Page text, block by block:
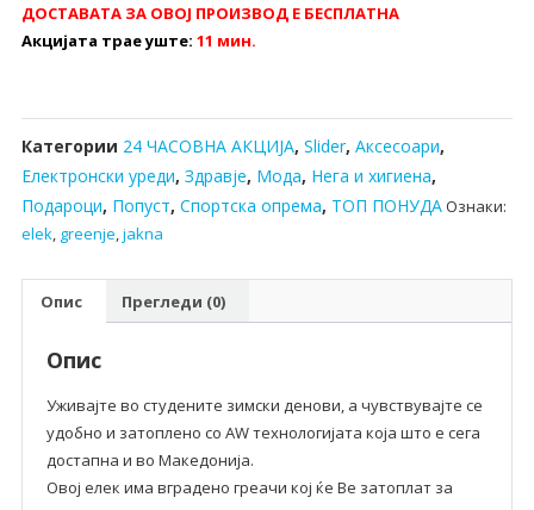
со
греење
количина
ДОСТАВАТА ЗА ОВОЈ ПРОИЗВОД Е БЕСПЛАТНА
Акцијата трае уште: 11 мин.
Категории 24 ЧАСОВНА АКЦИЈА, Slider, Аксесоари,
Електронски уреди, Здравје, Мода, Нега и хигиена,
Подароци, Попуст, Спортска опрема, ТОП ПОНУДАОзнаки:
elek, greenje,jakna
Опис Прегледи (0)
Опис
Уживајте во студените зимски денови, а чувствувајте се
удобно и затоплено со AW технологијата која што е сега
достапна и во Македонија.
Овој елек има вградено греачи кој ќе Ве затоплат за